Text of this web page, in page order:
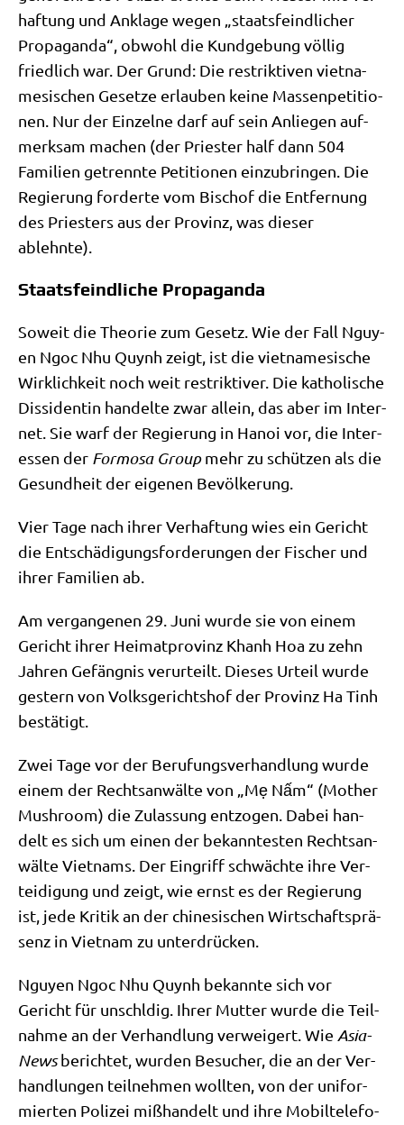
haf­tung und Ankla­ge wegen „staats­feind­li­cher
Pro­pa­gan­da“, obwohl die Kund­ge­bung völ­lig
fried­lich war. Der Grund: Die restrik­ti­ven viet­na­
me­si­schen Geset­ze erlau­ben kei­ne Mas­sen­pe­ti­tio­
nen. Nur der Ein­zel­ne darf auf sein Anlie­gen auf­
merk­sam machen (der Prie­ster half dann 504
Fami­li­en getrenn­te Peti­tio­nen ein­zu­brin­gen. Die
Regie­rung for­der­te vom Bischof die Ent­fer­nung
des Prie­sters aus der Pro­vinz, was die­ser
ablehnte).
Staatsfeindliche Propaganda
Soweit die Theo­rie zum Gesetz. Wie der Fall Nguy­
en Ngoc Nhu Quynh zeigt, ist die viet­na­me­si­sche
Wirk­lich­keit noch weit restrik­ti­ver. Die katho­li­sche
Dis­si­den­tin han­del­te zwar allein, das aber im Inter­
net. Sie warf der Regie­rung in Hanoi vor, die Inter­
es­sen der For­mo­sa Groupmehr zu schüt­zen als die
Gesund­heit der eige­nen Bevölkerung.
Vier Tage nach ihrer Ver­haf­tung wies ein Gericht
die Ent­schä­di­gungs­for­de­run­gen der Fischer und
ihrer Fami­li­en ab.
Am ver­gan­ge­nen 29. Juni wur­de sie von einem
Gericht ihrer Hei­mat­pro­vinz Khanh Hoa zu zehn
Jah­ren Gefäng­nis ver­ur­teilt. Die­ses Urteil wur­de
gestern von Volks­ge­richts­hof der Pro­vinz Ha Tinh
bestätigt.
Zwei Tage vor der Beru­fungs­ver­hand­lung wur­de
einem der Rechts­an­wäl­te von „Mẹ Nấm“ (Mother
Mush­room) die Zulas­sung ent­zo­gen. Dabei han­
delt es sich um einen der bekann­te­sten Rechts­an­
wäl­te Viet­nams. Der Ein­griff schwäch­te ihre Ver­
tei­di­gung und zeigt, wie ernst es der Regie­rung
ist, jede Kri­tik an der chi­ne­si­schen Wirt­schafts­prä­
senz in Viet­nam zu unterdrücken.
Nguy­en Ngoc Nhu Quynh bekann­te sich vor
Gericht für unschl­dig. Ihrer Mut­ter wur­de die Teil­
nah­me an der Ver­hand­lung ver­wei­gert. Wie Asia­
Newsberich­tet, wur­den Besu­cher, die an der Ver­
hand­lun­gen teil­neh­men woll­ten, von der uni­for­
mier­ten Poli­zei miß­han­delt und ihre Mobil­te­le­fo­